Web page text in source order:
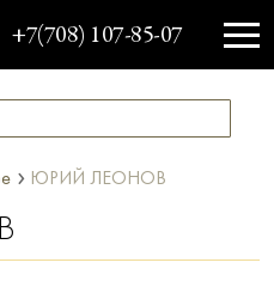
+7(708) 107-85-07
› ЮРИЙ ЛЕОНОВ